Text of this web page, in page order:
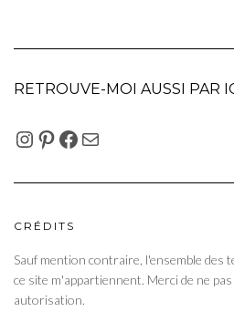
RETROUVE-MOI AUSSI PAR
INSTAGRAM
PINTEREST
FACEBOOK
E-MAIL
CRÉDITS
Sauf mention contraire, l'ensemble des
ce site m'appartiennent. Merci de ne
autorisation.